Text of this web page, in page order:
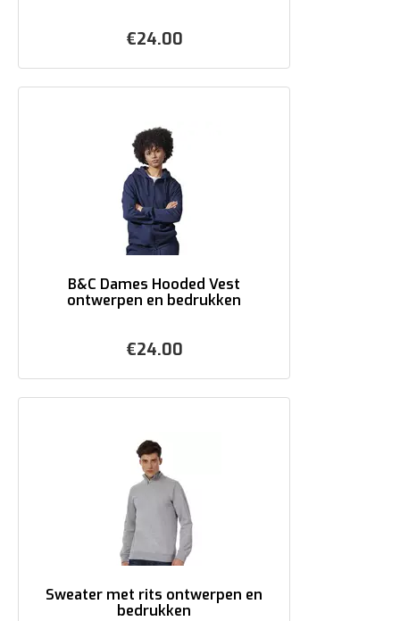
€24.00
B&C Dames Hooded Vest
ontwerpen en bedrukken
€24.00
Sweater met rits ontwerpen en
bedrukken